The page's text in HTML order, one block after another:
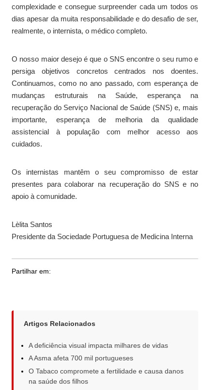
complexidade e consegue surpreender cada um todos os
dias apesar da muita responsabilidade e do desafio de ser,
realmente, o internista, o médico completo.
O nosso maior desejo é que o SNS encontre o seu rumo e
persiga objetivos concretos centrados nos doentes.
Continuamos, como no ano passado, com esperança de
mudanças estruturais na Saúde, esperança na
recuperação do Serviço Nacional de Saúde (SNS) e, mais
importante, esperança de melhoria da qualidade
assistencial à população com melhor acesso aos
cuidados.
Os internistas mantêm o seu compromisso de estar
presentes para colaborar na recuperação do SNS e no
apoio à comunidade.
Lèlita Santos
Presidente da Sociedade Portuguesa de Medicina Interna
Partilhar em:
Artigos Relacionados
A deficiência visual impacta milhares de vidas
A Asma afeta 700 mil portugueses
O Tabaco compromete a fertilidade e causa danos
na saúde dos filhos